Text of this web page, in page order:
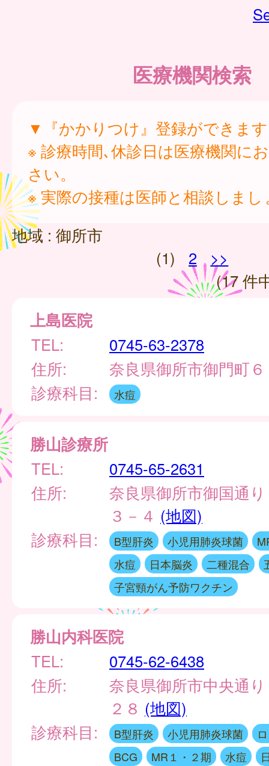
医療機関検索
▼『かかりつけ』登録ができま
※ 診療時間､休診日は医療機関に
さい。
※ 実際の接種は医師と相談しまし
地域 : 御所市
(1)
2
>>
(17 件
上島医院
TEL:
0745-63-2378
住所:
奈良県御所市御門町
診療科目:
水痘
勝山診療所
TEL:
0745-65-2631
住所:
奈良県御所市御国通
３－４ (地図)
診療科目:
B型肝炎 小児用肺炎球菌
水痘
日本脳炎 二種混合
子宮頸がん予防ワクチン
勝山内科医院
TEL:
0745-62-6438
住所:
奈良県御所市中央通
２８ (地図)
診療科目:
B型肝炎 小児用肺炎球菌
BCG
MR１・２期 水痘